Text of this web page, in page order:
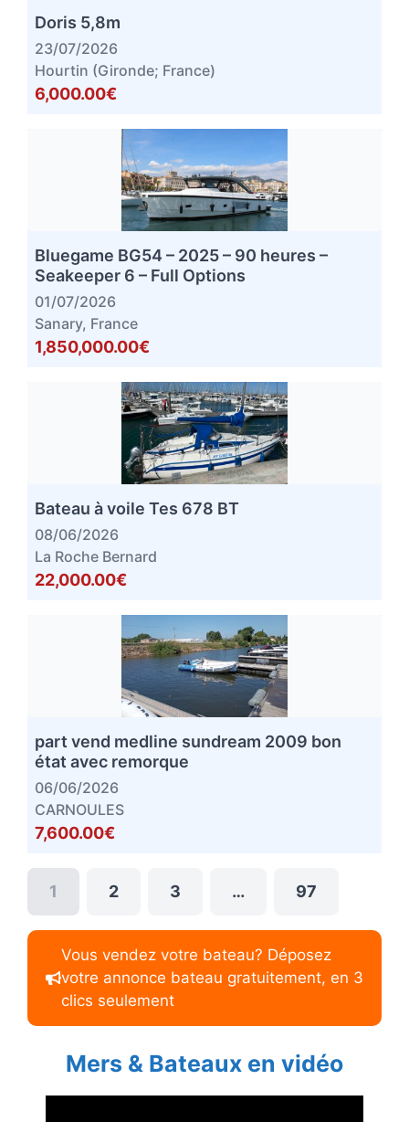
Doris 5,8m
23/07/2026
Hourtin (Gironde; France)
6,000.00€
Bluegame BG54 – 2025 – 90 heures –
Seakeeper 6 – Full Options
01/07/2026
Sanary, France
1,850,000.00€
Bateau à voile Tes 678 BT
08/06/2026
La Roche Bernard
22,000.00€
part vend medline sundream 2009 bon
état avec remorque
06/06/2026
CARNOULES
7,600.00€
1 2 3 … 97
Vous vendez votre bateau? Déposez
votre annonce bateau gratuitement, en 3
clics seulement
Mers & Bateaux en vidéo